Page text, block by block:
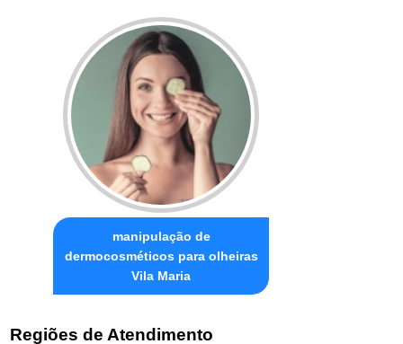
manipulação de
dermocosméticos para olheiras
Vila Maria
Regiões de Atendimento